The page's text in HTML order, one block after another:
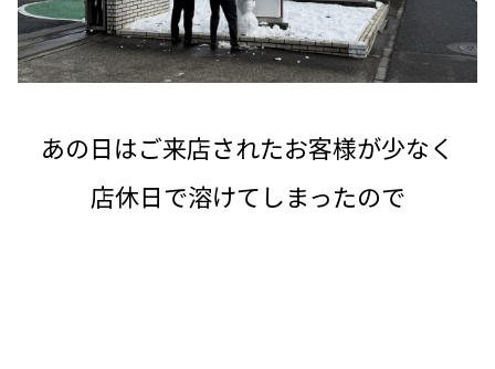
あの日はご来店されたお客様が少なく
店休日で溶けてしまったので